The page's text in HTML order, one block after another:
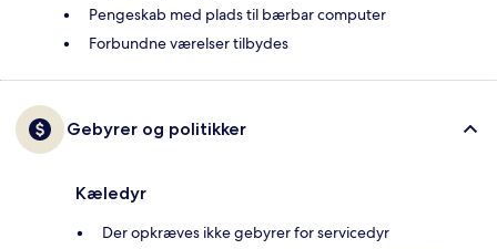
Pengeskab med plads til bærbar computer
Forbundne værelser tilbydes
Gebyrer og politikker
Kæledyr
Der opkræves ikke gebyrer for servicedyr